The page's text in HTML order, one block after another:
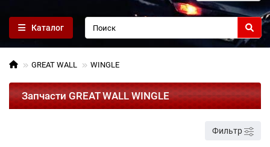
Каталог
GREAT WALL WINGLE
Запчасти GREAT WALL WINGLE
Фильтр